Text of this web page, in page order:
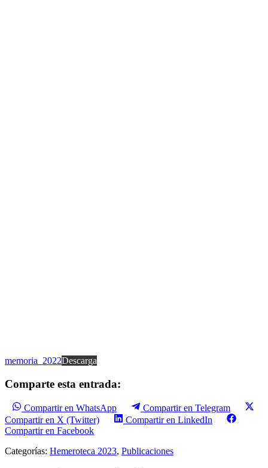
memoria_2022Descarga
Comparte esta entrada:
Compartir en WhatsApp
Compartir en Telegram
Compartir en X (Twitter)
Compartir en LinkedIn
Compartir en Facebook
Categorías: Hemeroteca 2023, Publicaciones